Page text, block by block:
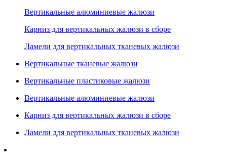
Вертикальные алюминиевые жалюзи
Карниз для вертикальных жалюзи в сборе
Ламели для вертикальных тканевых жалюзи
Вертикальные тканевые жалюзи
Вертикальные пластиковые жалюзи
Вертикальные алюминиевые жалюзи
Карниз для вертикальных жалюзи в сборе
Ламели для вертикальных тканевых жалюзи